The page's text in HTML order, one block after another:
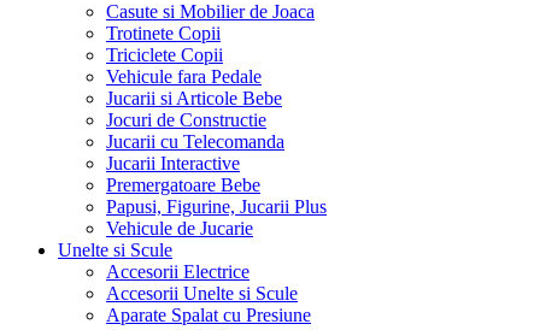
Casute si Mobilier de Joaca
Trotinete Copii
Triciclete Copii
Vehicule fara Pedale
Jucarii si Articole Bebe
Jocuri de Constructie
Jucarii cu Telecomanda
Jucarii Interactive
Premergatoare Bebe
Papusi, Figurine, Jucarii Plus
Vehicule de Jucarie
Unelte si Scule
Accesorii Electrice
Accesorii Unelte si Scule
Aparate Spalat cu Presiune